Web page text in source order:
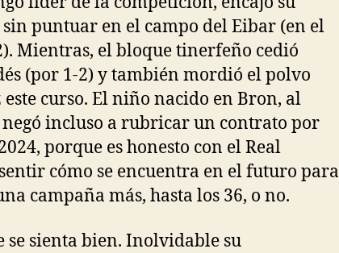
puntuar en el campo del Eibar (en el
Mientras, el bloque tinerfeño cedió
(por 1-2) y también mordió el polvo
curso. El niño nacido en Bron, al
negó incluso a rubricar un contrato por
porque es honesto con el Real
cómo se encuentra en el futuro para
campaña más, hasta los 36, o no.
se sienta bien. Inolvidable su